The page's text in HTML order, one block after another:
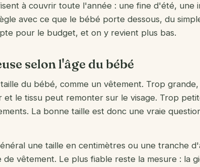
à couvrir toute l'année : une fine d'été, une
avec ce que le bébé porte dessous, du
pour le budget, et on y revient plus bas.
selon l'âge du bébé
du bébé, comme un vêtement. Trop
et le tissu peut remonter sur le visage. Trop
La bonne taille est donc une vraie
une taille en centimètres ou une tranche
vêtement. Le plus fiable reste la mesure : la